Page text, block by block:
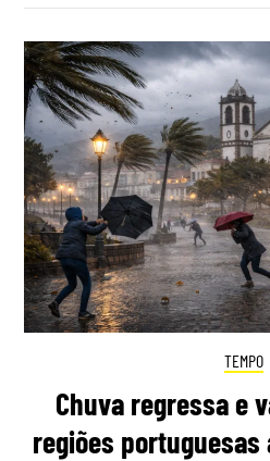
TEMPO
Chuva regressa e
regiões